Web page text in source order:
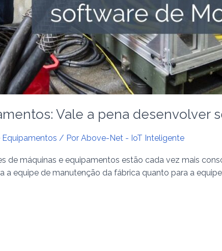
Vale a pena desenvolver
/ Por Above-Net - IoT Inteligente
de máquinas e equipamentos estão cada vez mais
a equipe de manutenção da fábrica quanto para a